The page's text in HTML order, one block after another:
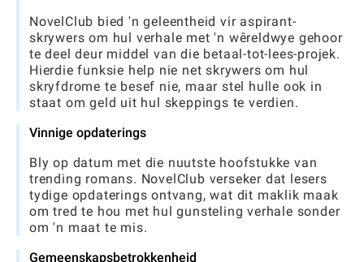
NovelClub bied 'n geleentheid vir aspirant-
skrywers om hul verhale met 'n wêreldwye gehoor
te deel deur middel van die betaal-tot-lees-projek.
Hierdie funksie help nie net skrywers om hul
skryfdrome te besef nie, maar stel hulle ook in
staat om geld uit hul skeppings te verdien.
Vinnige opdaterings
Bly op datum met die nuutste hoofstukke van
trending romans. NovelClub verseker dat lesers
tydige opdaterings ontvang, wat dit maklik maak
om tred te hou met hul gunsteling verhale sonder
om 'n maat te mis.
Gemeenskapsbetrokkenheid